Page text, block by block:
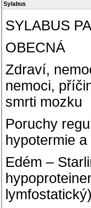
Sylabus
SYLABUS
OBECNÁ
Zdraví,
nemoci,
smrti mozku
Poruchy
hypotermie
Edém –
lymfostatický)